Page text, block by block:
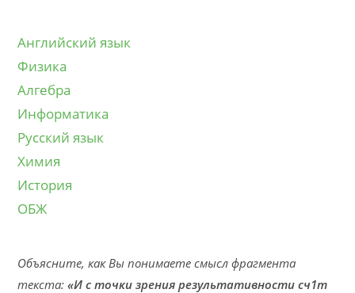
Английский язык
Физика
Алгебра
Информатика
Русский язык
Химия
История
ОБЖ
Объясните, как Вы понимаете смысл фрагмента
текста:«И с точки зрения результативности сч1т